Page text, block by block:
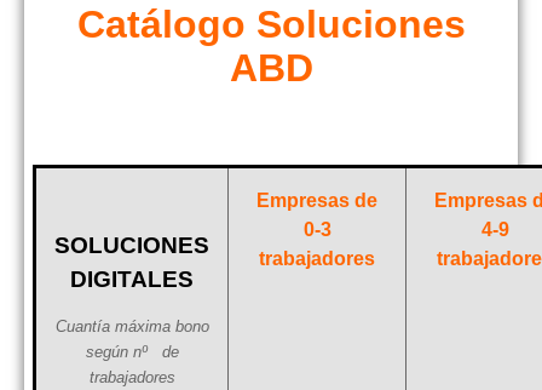
Catálogo Soluciones
ABD
SOLUCIONES
DIGITALES
Cuantía máxima bono
según nº de
trabajadores
Empresas de
0-3
trabajadores
Empresas
4-9